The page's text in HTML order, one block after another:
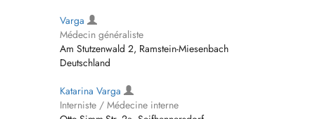
Varga
Médecin généraliste
Am Stutzenwald 2, Ramstein-Miesenbach
Deutschland
Katarina Varga
Interniste / Médecine interne